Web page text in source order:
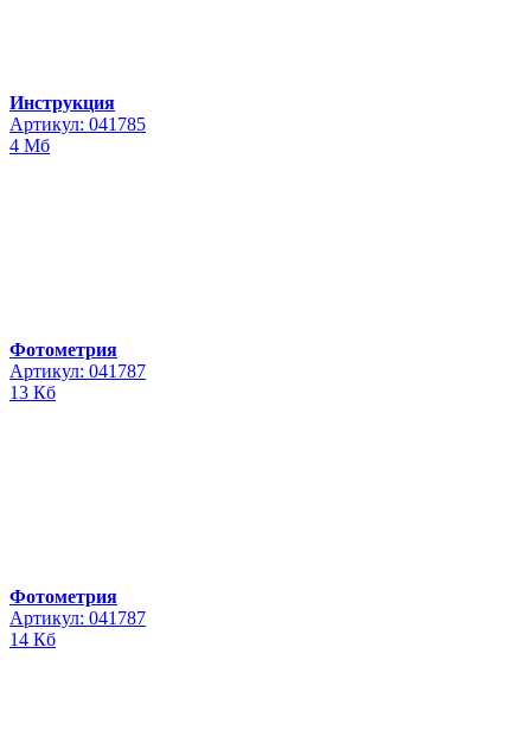
Инструкция
Артикул: 041785
4 Мб
Фотометрия
Артикул: 041787
13 Кб
Фотометрия
Артикул: 041787
14 Кб